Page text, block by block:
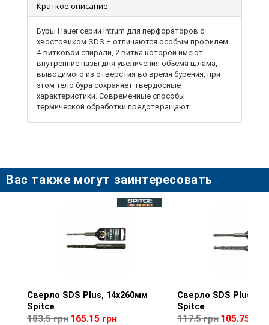
Краткое описание
Буры Hauer серии Intrum для перфораторов с
хвостовиком SDS + отличаются особым профилем
4-витковой спирали, 2 витка которой имеют
внутренние пазы для увеличения объема шлама,
выводимого из отверстия во время бурения, при
этом тело бура сохраняет твердосные
характеристики. Современные способы
термической обработки предотвращают
профиля.
Вас также могут заинтересовать
Просмотр товара
Сверло SDS Plus, 14х260мм
Spitce
183.5 грн 165.15 грн
Просмотр
Сверло SDS Plus,
Spitce
117.5 грн 105.75 грн